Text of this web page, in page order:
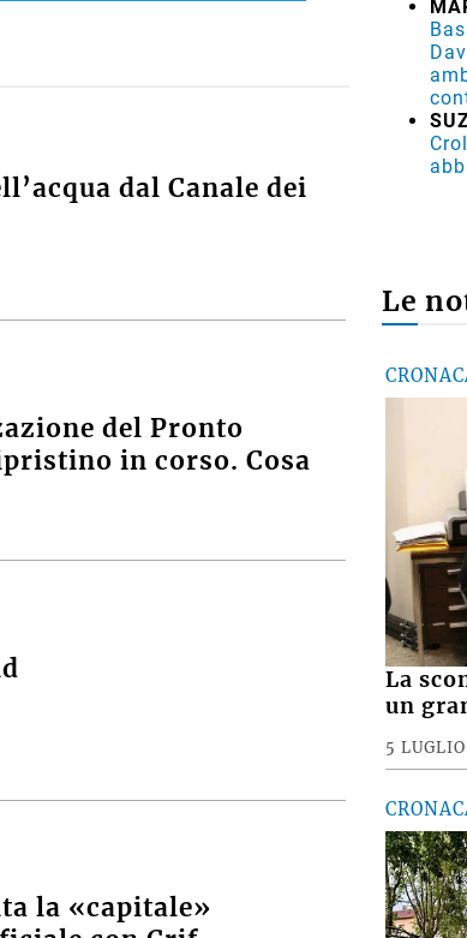
dal Canale dei
del Pronto
in corso. Cosa
la «capitale»
Le
La
un
5